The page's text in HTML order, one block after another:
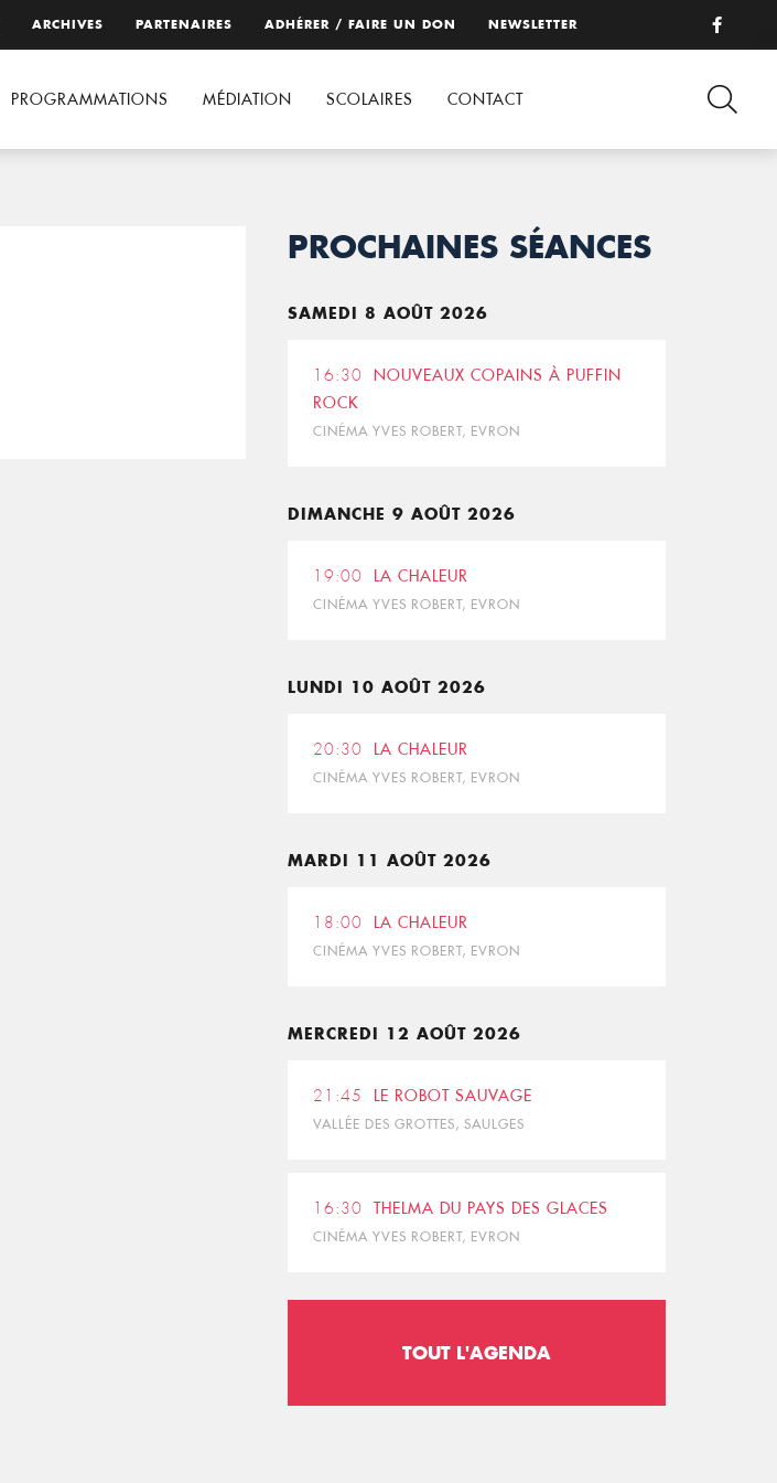
ARCHIVES PARTENAIRES ADHÉRER / FAIRE UN DON NEWSLETTER
PROGRAMMATIONS MÉDIATION SCOLAIRES CONTACT
PROCHAINES SÉANCES
SAMEDI 8 AOÛT 2026
16:30
NOUVEAUX COPAINS À PUFFIN
ROCK
CINÉMA YVES ROBERT, EVRON
DIMANCHE 9 AOÛT 2026
19:00 LA CHALEUR
CINÉMA YVES ROBERT, EVRON
LUNDI 10 AOÛT 2026
20:30 LA CHALEUR
CINÉMA YVES ROBERT, EVRON
MARDI 11 AOÛT 2026
18:00 LA CHALEUR
CINÉMA YVES ROBERT, EVRON
MERCREDI 12 AOÛT 2026
21:45 LE ROBOT SAUVAGE
VALLÉE DES GROTTES, SAULGES
16:30 THELMA DU PAYS DES GLACES
CINÉMA YVES ROBERT, EVRON
TOUT L'AGENDA